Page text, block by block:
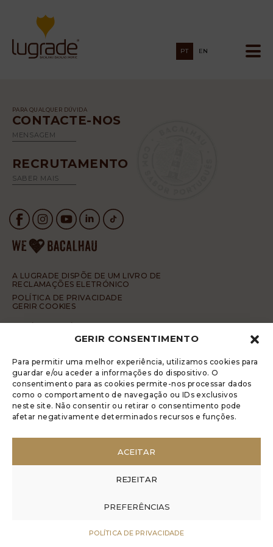
GERIR CONSENTIMENTO
Para permitir uma melhor experiência, utilizamos cookies para
guardar e/ou aceder a informações do dispositivo. O
consentimento para as cookies permite-nos processar dados
como o comportamento de navegação ou IDs exclusivos
neste site. Não consentir ou retirar o consentimento pode
afetar negativamente determinados recursos e funções.
ACEITAR
REJEITAR
PREFERÊNCIAS
POLÍTICA DE PRIVACIDADE
PT EN
PARA QUALQUER DÚVIDA
CONTACTE-NOS
MENSAGEM
RECRUTAMENTO
SABER MAIS
A LUGRADE DISPÕE DE UM LIVRO DE
RECLAMAÇÕES ELETRÓNICO
POLÍTICA DE PRIVACIDADE
GERIR COOKIES
CÓDIGO DE CONDUTA DA DENÚNCIA ANÓNIMA
© 2017 Rui Veríssimo Design